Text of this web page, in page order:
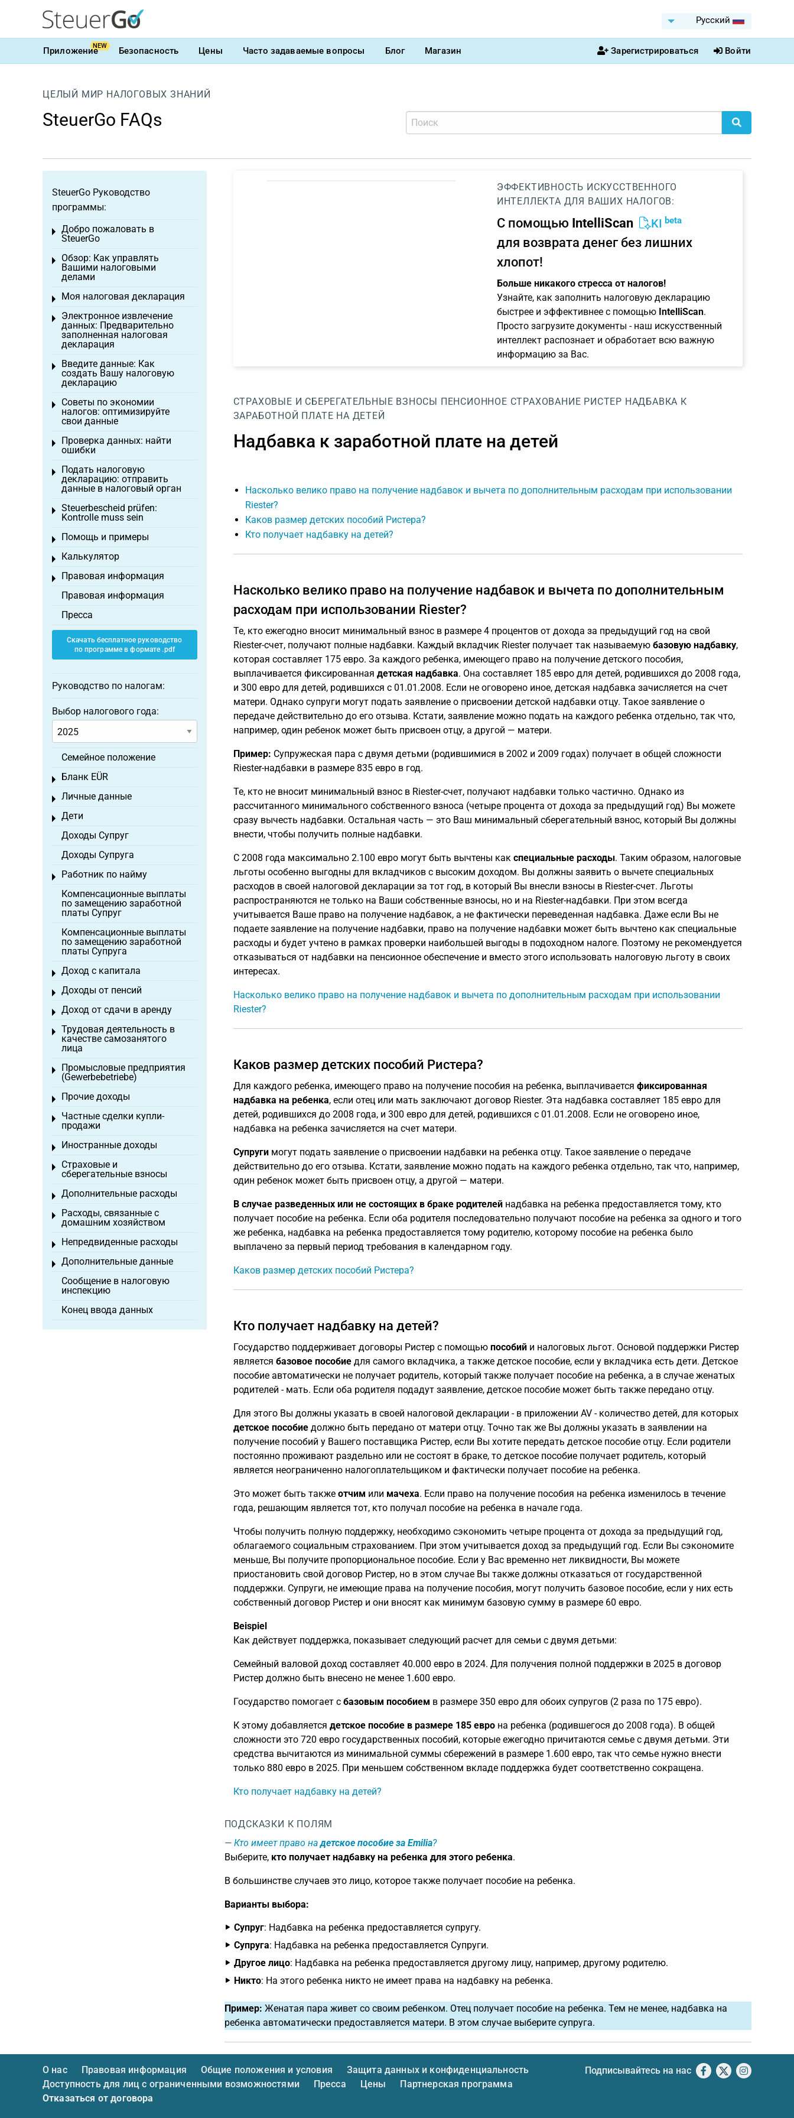
Pусский
ПриложениеNEW Безопасность Цены Часто задаваемые вопросы Блог Магазин Зарегистрироваться Войти
ЦЕЛЫЙ МИР НАЛОГОВЫХ ЗНАНИЙ
SteuerGo FAQs
ЭФФЕКТИВНОСТЬ ИСКУССТВЕННОГО
ИНТЕЛЛЕКТА ДЛЯ ВАШИХ НАЛОГОВ:
С помощью IntelliScan KI beta
для возврата денег без лишних
хлопот!
Больше никакого стресса от налогов!
Узнайте, как заполнить налоговую декларацию
быстрее и эффективнее с помощью IntelliScan.
Просто загрузите документы - наш искусственный
интеллект распознает и обработает всю важную
информацию за Вас.
СТРАХОВЫЕ И СБЕРЕГАТЕЛЬНЫЕ ВЗНОСЫ ПЕНСИОННОЕ СТРАХОВАНИЕ РИСТЕР НАДБАВКА К
ЗАРАБОТНОЙ ПЛАТЕ НА ДЕТЕЙ
Надбавка к заработной плате на детей
Насколько велико право на получение надбавок и вычета по дополнительным расходам при использовании
Riester?
Каков размер детских пособий Ристера?
Кто получает надбавку на детей?
Насколько велико право на получение надбавок и вычета по дополнительным
расходам при использовании Riester?
Те, кто ежегодно вносит минимальный взнос в размере 4 процентов от дохода за предыдущий год на свой
Riester-счет, получают полные надбавки. Каждый вкладчик Riester получает так называемую базовую надбавку,
которая составляет 175 евро. За каждого ребенка, имеющего право на получение детского пособия,
выплачивается фиксированная детская надбавка. Она составляет 185 евро для детей, родившихся до 2008 года,
и 300 евро для детей, родившихся с 01.01.2008. Если не оговорено иное, детская надбавка зачисляется на счет
матери. Однако супруги могут подать заявление о присвоении детской надбавки отцу. Такое заявление о
передаче действительно до его отзыва. Кстати, заявление можно подать на каждого ребенка отдельно, так что,
например, один ребенок может быть присвоен отцу, а другой — матери.
Пример: Супружеская пара с двумя детьми (родившимися в 2002 и 2009 годах) получает в общей сложности
Riester-надбавки в размере 835 евро в год.
Те, кто не вносит минимальный взнос в Riester-счет, получают надбавки только частично. Однако из
рассчитанного минимального собственного взноса (четыре процента от дохода за предыдущий год) Вы можете
сразу вычесть надбавки. Остальная часть — это Ваш минимальный сберегательный взнос, который Вы должны
внести, чтобы получить полные надбавки.
С 2008 года максимально 2.100 евро могут быть вычтены как специальные расходы. Таким образом, налоговые
льготы особенно выгодны для вкладчиков с высоким доходом. Вы должны заявить о вычете специальных
расходов в своей налоговой декларации за тот год, в который Вы внесли взносы в Riester-счет. Льготы
распространяются не только на Ваши собственные взносы, но и на Riester-надбавки. При этом всегда
учитывается Ваше право на получение надбавок, а не фактически переведенная надбавка. Даже если Вы не
подаете заявление на получение надбавки, право на получение надбавки может быть вычтено как специальные
расходы и будет учтено в рамках проверки наибольшей выгоды в подоходном налоге. Поэтому не рекомендуется
отказываться от надбавки на пенсионное обеспечение и вместо этого использовать налоговую льготу в своих
интересах.
Насколько велико право на получение надбавок и вычета по дополнительным расходам при использовании
Riester?
Каков размер детских пособий Ристера?
Для каждого ребенка, имеющего право на получение пособия на ребенка, выплачивается фиксированная
надбавка на ребенка, если отец или мать заключают договор Riester. Эта надбавка составляет 185 евро для
детей, родившихся до 2008 года, и 300 евро для детей, родившихся с 01.01.2008. Если не оговорено иное,
надбавка на ребенка зачисляется на счет матери.
Супругимогут подать заявление о присвоении надбавки на ребенка отцу. Такое заявление о передаче
действительно до его отзыва. Кстати, заявление можно подать на каждого ребенка отдельно, так что, например,
один ребенок может быть присвоен отцу, а другой — матери.
В случае разведенных или не состоящих в браке родителейнадбавка на ребенка предоставляется тому, кто
получает пособие на ребенка. Если оба родителя последовательно получают пособие на ребенка за одного и того
же ребенка, надбавка на ребенка предоставляется тому родителю, которому пособие на ребенка было
выплачено за первый период требования в календарном году.
Каков размер детских пособий Ристера?
Кто получает надбавку на детей?
Государство поддерживает договоры Ристер с помощью пособийи налоговых льгот. Основой поддержки Ристер
является базовое пособиедля самого вкладчика, а также детское пособие, если у вкладчика есть дети. Детское
пособие автоматически не получает родитель, который также получает пособие на ребенка, а в случае женатых
родителей - мать. Если оба родителя подадут заявление, детское пособие может быть также передано отцу.
Для этого Вы должны указать в своей налоговой декларации - в приложении AV - количество детей, для которых
детское пособиедолжно быть передано от матери отцу. Точно так же Вы должны указать в заявлении на
получение пособий у Вашего поставщика Ристер, если Вы хотите передать детское пособие отцу. Если родители
постоянно проживают раздельно или не состоят в браке, то детское пособие получает родитель, который
является неограниченно налогоплательщиком и фактически получает пособие на ребенка.
Это может быть также отчим или мачеха. Если право на получение пособия на ребенка изменилось в течение
года, решающим является тот, кто получал пособие на ребенка в начале года.
Чтобы получить полную поддержку, необходимо сэкономить четыре процента от дохода за предыдущий год,
облагаемого социальным страхованием. При этом учитывается доход за предыдущий год. Если Вы сэкономите
меньше, Вы получите пропорциональное пособие. Если у Вас временно нет ликвидности, Вы можете
приостановить свой договор Ристер, но в этом случае Вы также должны отказаться от государственной
поддержки. Супруги, не имеющие права на получение пособия, могут получить базовое пособие, если у них есть
собственный договор Ристер и они вносят как минимум базовую сумму в размере 60 евро.
Beispiel
Как действует поддержка, показывает следующий расчет для семьи с двумя детьми:
Семейный валовой доход составляет 40.000 евро в 2024. Для получения полной поддержки в 2025 в договор
Ристер должно быть внесено не менее 1.600 евро.
Государство помогает с базовым пособием в размере 350 евро для обоих супругов (2 раза по 175 евро).
К этому добавляется детское пособие в размере 185 еврона ребенка (родившегося до 2008 года). В общей
сложности это 720 евро государственных пособий, которые ежегодно причитаются семье с двумя детьми. Эти
средства вычитаются из минимальной суммы сбережений в размере 1.600 евро, так что семье нужно внести
только 880 евро в 2025. При меньшем собственном вкладе поддержка будет соответственно сокращена.
Кто получает надбавку на детей?
ПОДСКАЗКИ К ПОЛЯМ
Кто имеет право надетское пособие за Emilia?
Выберите, кто получает надбавку на ребенка для этого ребенка.
В большинстве случаев это лицо, которое также получает пособие на ребенка.
Варианты выбора:
Супруг: Надбавка на ребенка предоставляется супругу.
Супруга: Надбавка на ребенка предоставляется Супруги.
Другое лицо: Надбавка на ребенка предоставляется другому лицу, например, другому родителю.
Никто: На этого ребенка никто не имеет права на надбавку на ребенка.
Пример: Женатая пара живет со своим ребенком. Отец получает пособие на ребенка. Тем не менее, надбавка на
ребенка автоматически предоставляется матери. В этом случае выберите супруга.
SteuerGo Руководство
программы:
Добро пожаловать в
SteuerGo
Toggle menu
Обзор: Как управлять
Вашими налоговыми
делами
Toggle menu
Моя налоговая декларация
Toggle menu
Электронное извлечение
данных: Предварительно
заполненная налоговая
декларация
Toggle menu
Введите данные: Как
создать Вашу налоговую
декларацию
Toggle menu
Советы по экономии
налогов: оптимизируйте
свои данные
Toggle menu
Проверка данных: найти
ошибки
Toggle menu
Подать налоговую
декларацию: отправить
данные в налоговый орган
Toggle menu
Steuerbescheid prüfen:
Kontrolle muss sein
Toggle menu
Помощь и примеры
Toggle menu
Калькулятор
Toggle menu
Правовая информация
Toggle menu
Правовая информация
Пресса
Скачать бесплатное руководство
по программе в формате .pdf
Руководство по налогам:
Выбор налогового года:
Семейное положение
Бланк EÜR
Toggle menu
Личные данные
Toggle menu
Дети
Toggle menu
Доходы Супруг
Доходы Супруга
Работник по найму
Toggle menu
Компенсационные выплаты
по замещению заработной
платы Супруг
Компенсационные выплаты
по замещению заработной
платы Супруга
Доход с капитала
Toggle menu
Доходы от пенсий
Toggle menu
Доход от сдачи в аренду
Toggle menu
Трудовая деятельность в
качестве самозанятого
лица
Toggle menu
Промысловые предприятия
(Gewerbebetriebe)
Toggle menu
Прочие доходы
Toggle menu
Частные сделки купли-
продажи
Toggle menu
Иностранные доходы
Toggle menu
Страховые и
сберегательные взносы
Toggle menu
Дополнительные расходы
Toggle menu
Расходы, связанные с
домашним хозяйством
Toggle menu
Непредвиденные расходы
Toggle menu
Дополнительные данные
Toggle menu
Сообщение в налоговую
инспекцию
Конец ввода данных
О нас Правовая информация Общие положения и условия
Защита данных и конфиденциальность
Доступность для лиц с ограниченными возможностями
Пресса Цены
Партнерская программа
Отказаться от договора
Подписывайтесь на нас Facebook
X Instagram